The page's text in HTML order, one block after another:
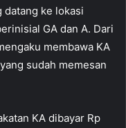
datang ke lokasi
GA dan A. Dari
membawa KA
sudah memesan
KA dibayar Rp